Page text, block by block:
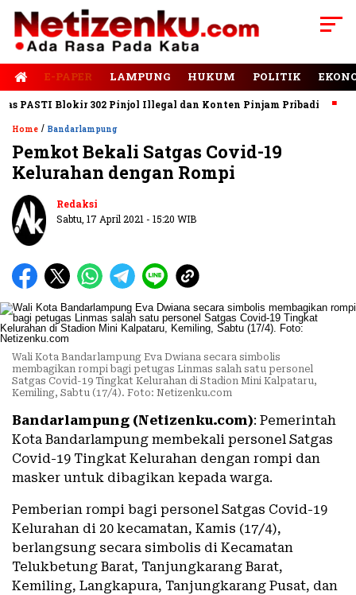
E-PAPER LAMPUNG HUKUM POLITIK
Blokir 302 Pinjol Illegal dan Konten Pinjam Pribadi
Home / Bandarlampung
Pemkot Bekali Satgas Covid-19
Kelurahan dengan Rompi
Redaksi
Sabtu, 17 April 2021 - 15:20 WIB
Wali Kota Bandarlampung Eva Dwiana secara simbolis
membagikan rompi bagi petugas Linmas salah satu personel
Satgas Covid-19 Tingkat Kelurahan di Stadion Mini Kalpataru,
Kemiling, Sabtu (17/4). Foto: Netizenku.com
Bandarlampung (Netizenku.com): Pemerintah
Kota Bandarlampung membekali personel Satgas
Covid-19 Tingkat Kelurahan dengan rompi dan
masker untuk dibagikan kepada warga.
Pemberian rompi bagi personel Satgas Covid-19
Kelurahan di 20 kecamatan, Kamis (17/4),
berlangsung secara simbolis di Kecamatan
Telukbetung Barat, Tanjungkarang Barat,
Kemiling, Langkapura, Tanjungkarang Pusat, dan